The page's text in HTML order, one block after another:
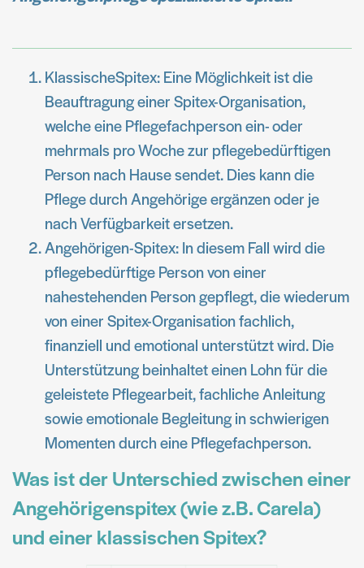
KlassischeSpitex: Eine Möglichkeit ist die
Beauftragung einer Spitex-Organisation,
welche eine Pflegefachperson ein- oder
mehrmals pro Woche zur pflegebedürftigen
Person nach Hause sendet. Dies kann die
Pflege durch Angehörige ergänzen oder je
nach Verfügbarkeit ersetzen.
Angehörigen-Spitex: In diesem Fall wird die
pflegebedürftige Person von einer
nahestehenden Person gepflegt, die wiederum
von einer Spitex-Organisation fachlich,
finanziell und emotional unterstützt wird. Die
Unterstützung beinhaltet einen Lohn für die
geleistete Pflegearbeit, fachliche Anleitung
sowie emotionale Begleitung in schwierigen
Momenten durch eine Pflegefachperson.
Was ist der Unterschied zwischen einer
Angehörigenspitex (wie z.B. Carela)
und einer klassischen Spitex?